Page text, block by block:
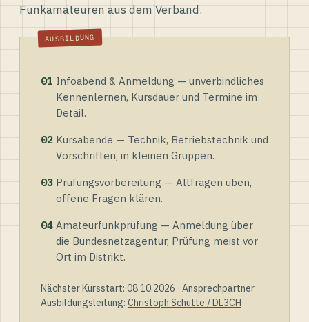
Funkamateuren aus dem Verband.
01 Infoabend & Anmeldung — unverbindliches
Kennenlernen, Kursdauer und Termine im
Detail.
02 Kursabende — Technik, Betriebstechnik und
Vorschriften, in kleinen Gruppen.
03 Prüfungsvorbereitung — Altfragen üben,
offene Fragen klären.
04 Amateurfunkprüfung — Anmeldung über
die Bundesnetzagentur, Prüfung meist vor
Ort im Distrikt.
Nächster Kursstart: 08.10.2026 · Ansprechpartner
Ausbildungsleitung: Christoph Schütte / DL3CH